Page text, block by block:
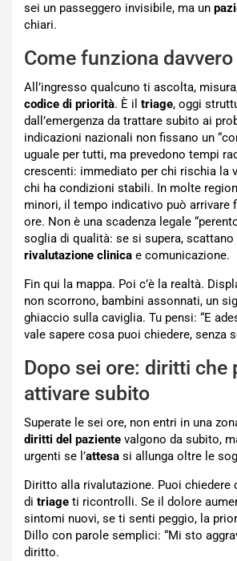
sei un passeggero invisibile, ma un
chiari.
Come funziona
All’ingresso qualcuno ti ascolta,
codice di priorità. È il triage, oggi
dall’emergenza da trattare subito ai
indicazioni nazionali non fissano un
uguale per tutti, ma prevedono tempi
crescenti: immediato per chi rischia la
chi ha condizioni stabili. In molte
minori, il tempo indicativo può arrivare
ore. Non è una scadenza legale
soglia di qualità: se si supera, scattano
rivalutazione clinica e comunicazione.
Fin qui la mappa. Poi c’è la realtà.
non scorrono, bambini assonnati, un
ghiaccio sulla caviglia. Tu pensi: “E
vale sapere cosa puoi chiedere, senza
Dopo sei ore: diritti che
attivare subito
Superate le sei ore, non entri in una
diritti del paziente valgono da subito,
urgenti se l’attesa si allunga oltre le
Diritto alla rivalutazione. Puoi chiedere
di triage ti ricontrolli. Se il dolore
sintomi nuovi, se ti senti peggio, la
Dillo con parole semplici: “Mi sto
diritto.